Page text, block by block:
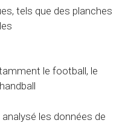
tels que des planches
le football, le
les données de